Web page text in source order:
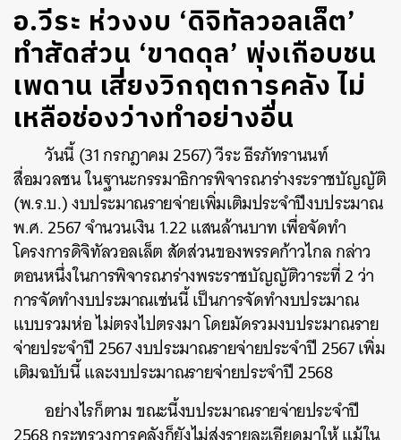
อ.วีระ ห่วงงบ ‘ดิจิทัลวอลเล็ต’
ทำสัดส่วน ‘ขาดดุล’ พุ่งเกือบชน
เพดาน เสี่ยงวิกฤตการคลัง ไม่
เหลือช่องว่างทำอย่างอื่น
วันนี้ (31 กรกฎาคม 2567) วีระ ธีรภัทรานนท์
สื่อมวลชน ในฐานะกรรมาธิการพิจารณาร่างระราชบัญญัติ
(พ.ร.บ.) งบประมาณรายจ่ายเพิ่มเติมประจำปีงบประมาณ
พ.ศ. 2567 จำนวนเงิน 1.22 แสนล้านบาท เพื่อจัดทำ
โครงการดิจิทัลวอลเล็ต สัดส่วนของพรรคก้าวไกล กล่าว
ตอนหนึ่งในการพิจารณาร่างพระราชบัญญัติวาระที่ 2 ว่า
การจัดทำงบประมาณเช่นนี้ เป็นการจัดทำงบประมาณ
แบบรวมห่อ ไม่ตรงไปตรงมา โดยมัดรวมงบประมาณราย
จ่ายประจำปี 2567 งบประมาณรายจ่ายประจำปี 2567 เพิ่ม
เติมฉบับนี้ และงบประมาณรายจ่ายประจำปี 2568
อย่างไรก็ตาม ขณะนี้งบประมาณรายจ่ายประจำปี